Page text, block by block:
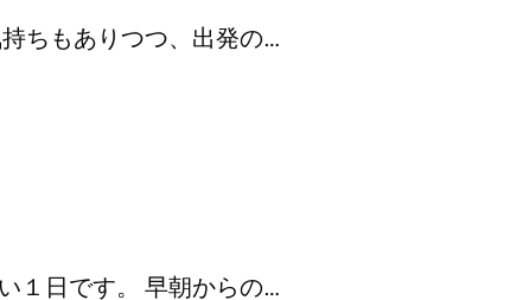
ちもありつつ、出発の…
１日です。 早朝からの…